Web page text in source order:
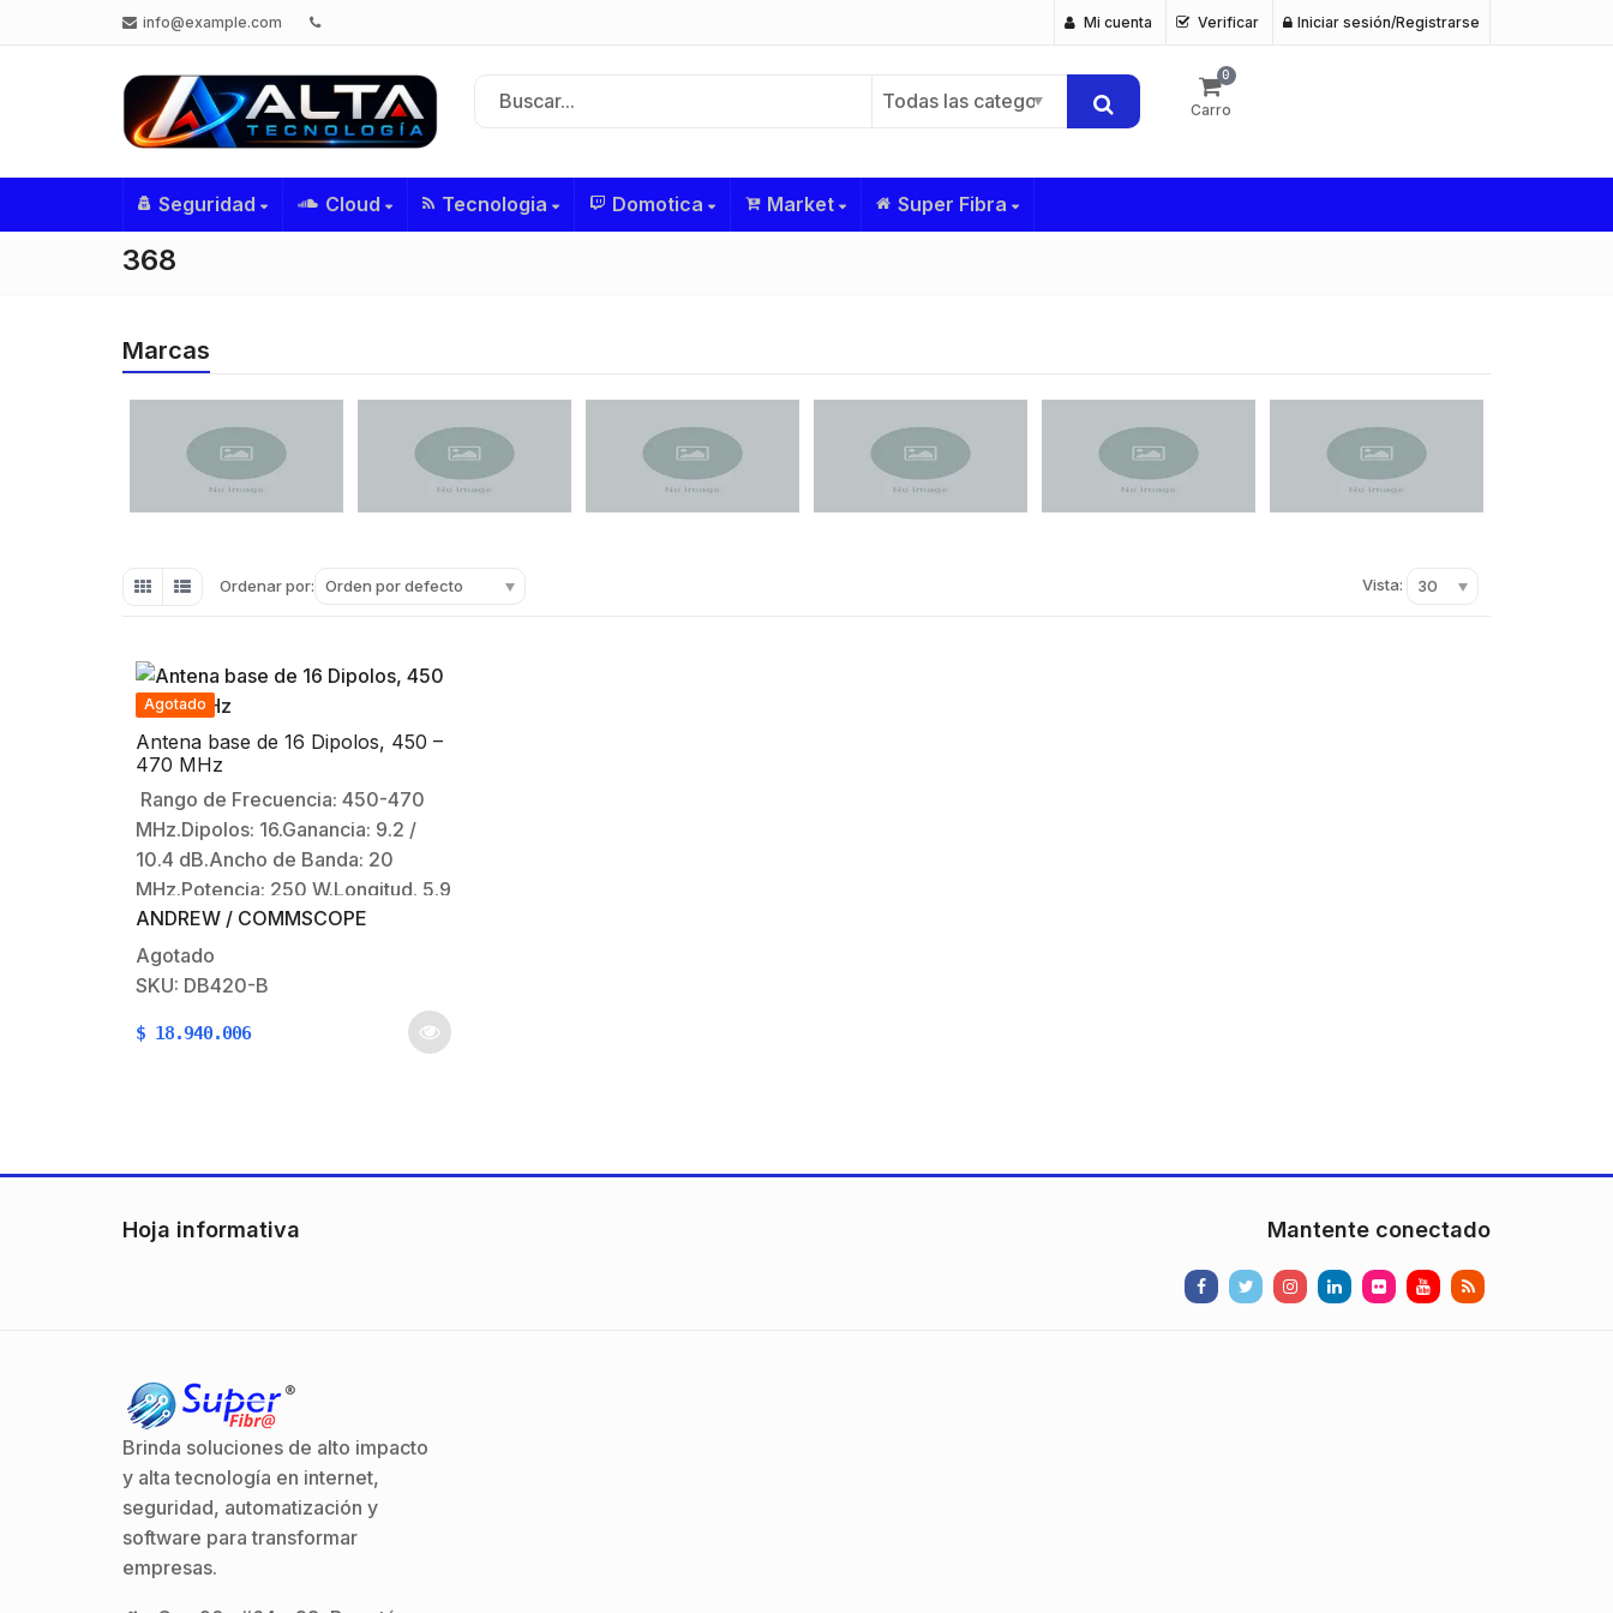
info@example.com Mi cuenta Verificar Iniciar sesión/Registrarse
Todas las categorías
0
Carro
Seguridad Cloud Tecnologia Domotica Market Super Fibra
368
Marcas
Ordenar por: Orden por defecto Vista: 30
Agotado
Antena base de 16 Dipolos, 450 –
470 MHz
Rango de Frecuencia: 450-470
MHz.Dipolos: 16.Ganancia: 9.2 /
10.4 dB.Ancho de Banda: 20
MHz.Potencia: 250 W.Longitud. 5.9
m.Conector: N Macho.Resistencia
al viento: 161 km/h.
ANDREW / COMMSCOPE
Agotado
SKU: DB420-B
$ 18.940.006
Hoja informativa Mantente conectado
Brinda soluciones de alto impacto
y alta tecnología en internet,
seguridad, automatización y
software para transformar
empresas.